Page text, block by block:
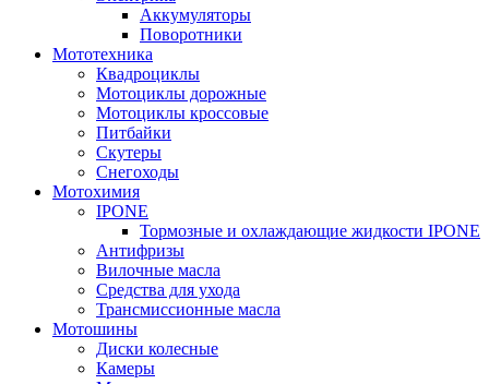
Аккумуляторы
Поворотники
Мототехника
Квадроциклы
Мотоциклы дорожные
Мотоциклы кроссовые
Питбайки
Скутеры
Снегоходы
Мотохимия
IPONE
Тормозные и охлаждающие жидкости IPONE
Антифризы
Вилочные масла
Средства для ухода
Трансмиссионные масла
Мотошины
Диски колесные
Камеры